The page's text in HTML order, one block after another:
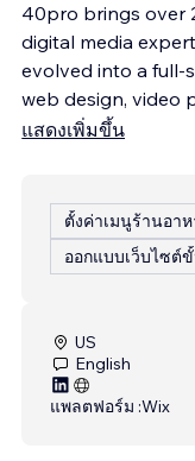
40pro brings over
digital media
evolved into a full-
web design, video
แสดงเพิ่มขึ้น
ตั้งค่าเมนูร้านอาห
ออกแบบเว็บไซต์
US
English
แพลตฟอร์ม :Wix